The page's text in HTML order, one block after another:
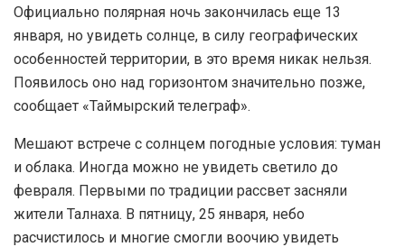
Официально полярная ночь закончилась еще 13
января, но увидеть солнце, в силу географических
особенностей территории, в это время никак нельзя.
Появилось оно над горизонтом значительно позже,
сообщает «Таймырский телеграф».
Мешают встрече с солнцем погодные условия: туман
и облака. Иногда можно не увидеть светило до
февраля. Первыми по традиции рассвет засняли
жители Талнаха. В пятницу, 25 января, небо
расчистилось и многие смогли воочию увидеть